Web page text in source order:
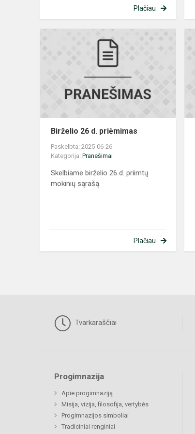
Plačiau
Birželio 26 d. priėmimas
Paskelbta: 2025-06-26
Kategorija: Pranešimai
Skelbiame birželio 26 d. priimtų
mokinių sąrašą.
Plačiau
Tvarkaraščiai
Progimnazija
Apie progimnaziją
Misija, vizija, filosofija, vertybės
Progimnazijos simboliai
Tradiciniai renginiai